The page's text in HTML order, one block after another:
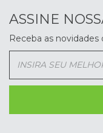
ASSINE
Receba as